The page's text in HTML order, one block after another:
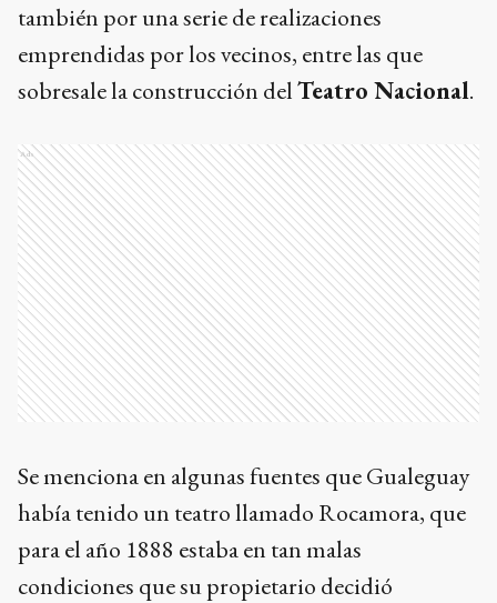
también por una serie de realizaciones
emprendidas por los vecinos, entre las que
sobresale la construcción delTeatro Nacional.
Ads
Se menciona en algunas fuentes que Gualeguay
había tenido un teatro llamado Rocamora, que
para el año 1888 estaba en tan malas
condiciones que su propietario decidió